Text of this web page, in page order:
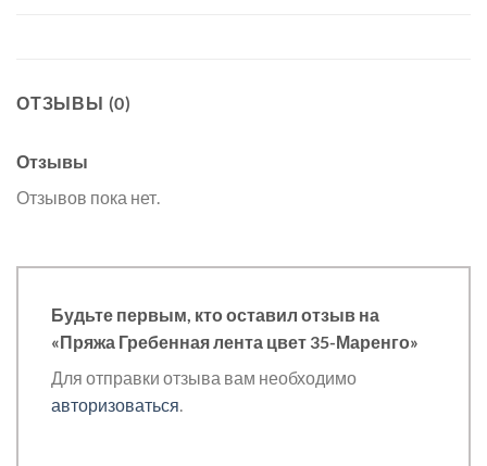
ОТЗЫВЫ (0)
Отзывы
Отзывов пока нет.
Будьте первым, кто оставил отзыв на
«Пряжа Гребенная лента цвет 35-Маренго»
Для отправки отзыва вам необходимо
авторизоваться